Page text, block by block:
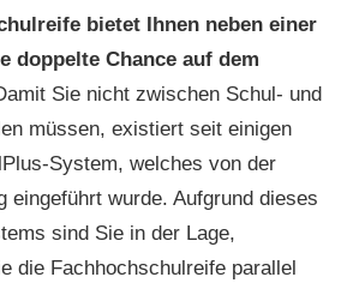
bietet Ihnen neben einer
doppelte Chance auf dem
Sie nicht zwischen Schul- und
müssen, existiert seit einigen
System, welches von der
eingeführt wurde. Aufgrund dieses
sind Sie in der Lage,
die Fachhochschulreife parallel